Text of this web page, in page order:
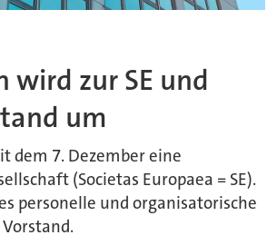
wird zur SE und
um
dem 7. Dezember eine
(Societas Europaea = SE).
personelle und organisatorische